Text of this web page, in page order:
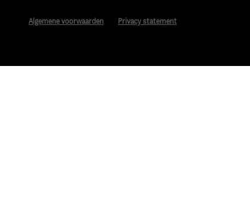
Algemene voorwaarden Privacy statement